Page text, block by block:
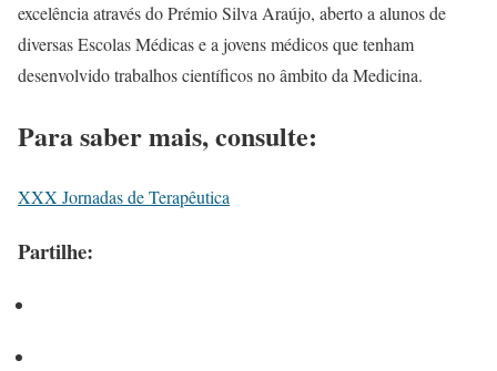
excelência através do Prémio Silva Araújo, aberto a alunos de
diversas Escolas Médicas e a jovens médicos que tenham
desenvolvido trabalhos científicos no âmbito da Medicina.
Para saber mais, consulte:
XXX Jornadas de Terapêutica
Partilhe: